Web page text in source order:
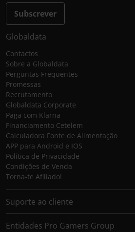
Subscrever
Globaldata
Contactos
Sobre a Globaldata
Perguntas Frequentes
Promessas
Recrutamento
Globaldata Corporate
Paga com Klarna
Financiamento Cetelem
Calculadora Fonte de Alimentação
APP para Android e IOS
Política de Privacidade
Condições de Venda
Torna-te Afiliado!
Suporte ao cliente
Entidades Pro Gamers Group